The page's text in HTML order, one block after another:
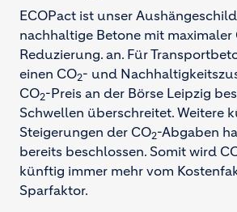
ECOPact ist unser
nachhaltige Betone mit maximaler
Reduzierung. an. Für
einen CO2- und
CO2-Preis an der Börse Leipzig
Schwellen überschreitet. Weitere
Steigerungen der CO2-Abgaben
bereits beschlossen. Somit wird
künftig immer mehr vom
Sparfaktor.